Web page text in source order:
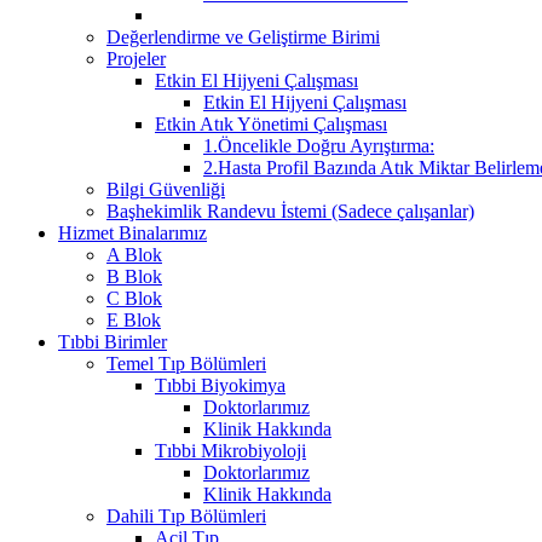
Değerlendirme ve Geliştirme Birimi
Projeler
Etkin El Hijyeni Çalışması
Etkin El Hijyeni Çalışması
Etkin Atık Yönetimi Çalışması
1.Öncelikle Doğru Ayrıştırma:
2.Hasta Profil Bazında Atık Miktar
Bilgi Güvenliği
Başhekimlik Randevu İstemi (Sadece çalışanlar)
Hizmet Binalarımız
A Blok
B Blok
C Blok
E Blok
Tıbbi Birimler
Temel Tıp Bölümleri
Tıbbi Biyokimya
Doktorlarımız
Klinik Hakkında
Tıbbi Mikrobiyoloji
Doktorlarımız
Klinik Hakkında
Dahili Tıp Bölümleri
Acil Tıp